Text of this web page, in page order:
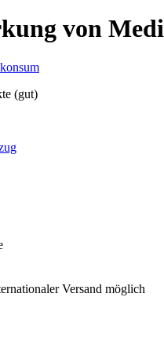
von
(gut)
Versand möglich